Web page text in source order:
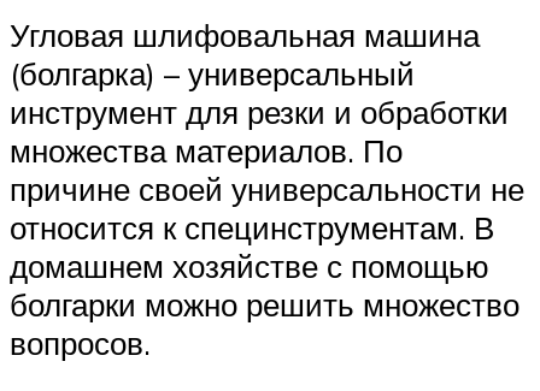
Угловая шлифовальная машина
(болгарка) – универсальный
инструмент для резки и обработки
множества материалов. По
причине своей универсальности не
относится к специнструментам. В
домашнем хозяйстве с помощью
болгарки можно решить множество
вопросов.